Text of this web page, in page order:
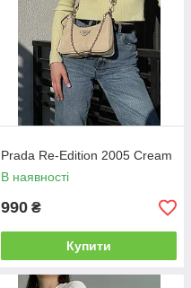
Prada Re-Edition 2005 Cream
В наявності
990 ₴
Купити